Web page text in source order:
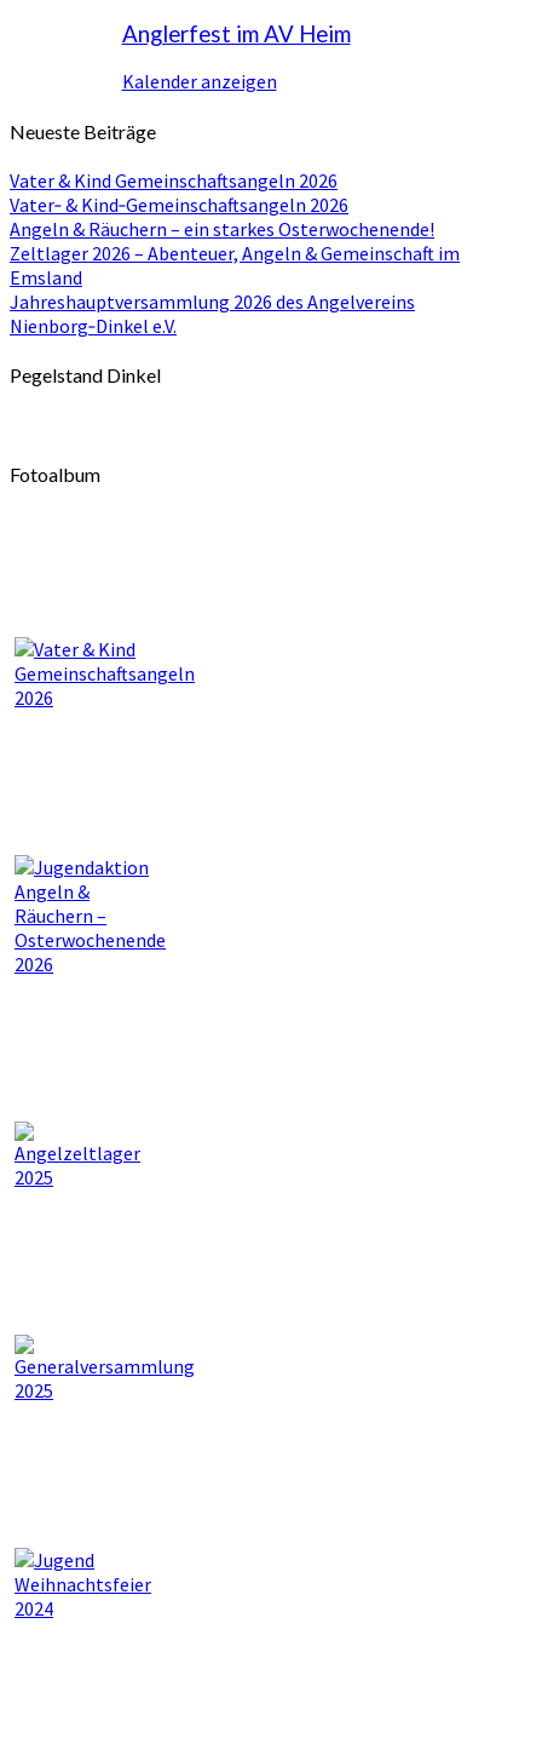
Anglerfest im AV Heim
Kalender anzeigen
Neueste Beiträge
Vater & Kind Gemeinschaftsangeln 2026
Vater‑ & Kind‑Gemeinschaftsangeln 2026
Angeln & Räuchern – ein starkes Osterwochenende!
Zeltlager 2026 – Abenteuer, Angeln & Gemeinschaft im
Emsland
Jahreshauptversammlung 2026 des Angelvereins
Nienborg‑Dinkel e.V.
Pegelstand Dinkel
Fotoalbum